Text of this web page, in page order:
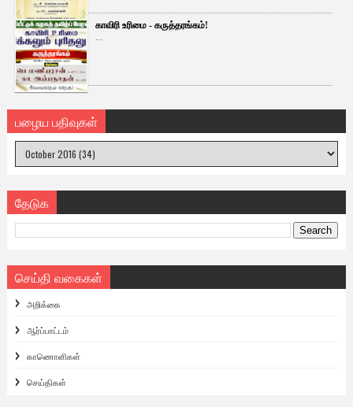
காவிரி உரிமை - கருத்தரங்கம்!
...
பழைய பதிவுகள்
தேடுக
செய்தி வகைகள்
அறிக்கை
ஆர்ப்பாட்டம்
காணொளிகள்
செய்திகள்